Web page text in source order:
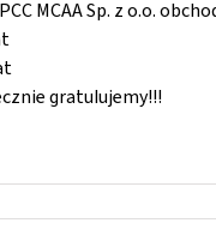
MCAA Sp. z o.o.
gratulujemy!!!